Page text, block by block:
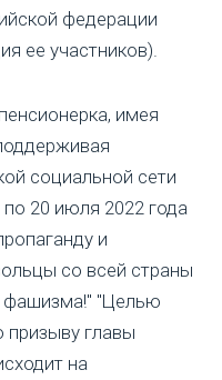
федерации
ее участников).
имея
социальной сети
20 июля 2022 года
и
со всей страны
фашизма!" "Целью
призыву главы
на